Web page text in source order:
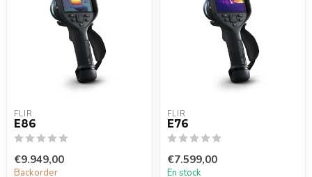
FLIR
E86
€9.949,00
Backorder
FLIR
E76
€7.599,00
En stock